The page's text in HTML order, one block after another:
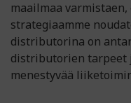
maailmaa
strategiaamme
distributorina on
distributorien tarpeet
menestyvää